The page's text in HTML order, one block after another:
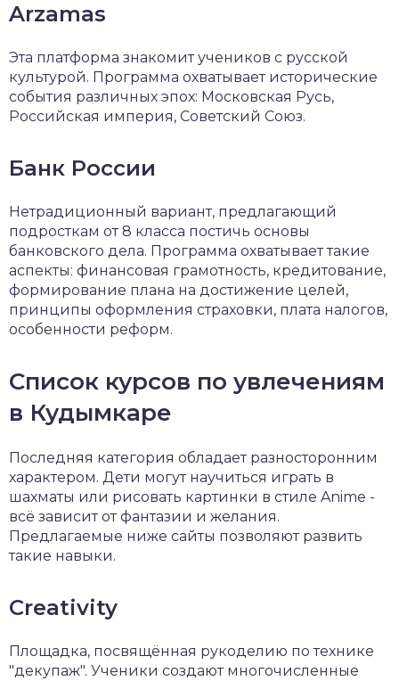
Arzamas
Эта платформа знакомит учеников с русской
культурой. Программа охватывает исторические
события различных эпох: Московская Русь,
Российская империя, Советский Союз.
Банк России
Нетрадиционный вариант, предлагающий
подросткам от 8 класса постичь основы
банковского дела. Программа охватывает такие
аспекты: финансовая грамотность, кредитование,
формирование плана на достижение целей,
принципы оформления страховки, плата налогов,
особенности реформ.
Список курсов по увлечениям
в Кудымкаре
Последняя категория обладает разносторонним
характером. Дети могут научиться играть в
шахматы или рисовать картинки в стиле Anime -
всё зависит от фантазии и желания.
Предлагаемые ниже сайты позволяют развить
такие навыки.
Creativity
Площадка, посвящённая рукоделию по технике
"декупаж". Ученики создают многочисленные